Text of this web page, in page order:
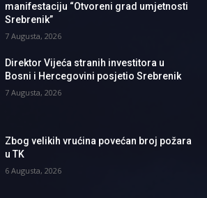
manifestaciju “Otvoreni grad umjetnosti
Srebrenik”
7 Augusta, 2026
Direktor Vijeća stranih investitora u
Bosni i Hercegovini posjetio Srebrenik
7 Augusta, 2026
Zbog velikih vrućina povećan broj požara
u TK
6 Augusta, 2026